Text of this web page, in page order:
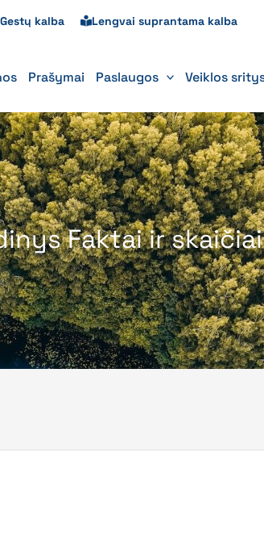
Gestų kalba Lengvai suprantama kalba
Prašymai Paslaugos Veiklos
Faktai ir skaičiai